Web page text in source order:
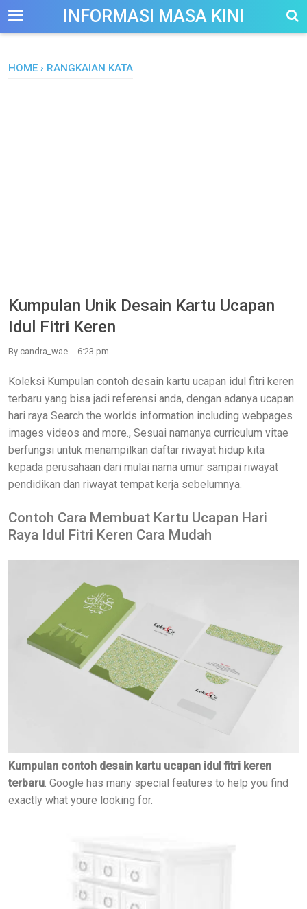
--> INFORMASI MASA KINI
HOME › RANGKAIAN KATA
Kumpulan Unik Desain Kartu Ucapan
Idul Fitri Keren
By candra_wae 6:23 pm
Koleksi Kumpulan contoh desain kartu ucapan idul fitri keren
terbaru yang bisa jadi referensi anda, dengan adanya ucapan
hari raya Search the worlds information including webpages
images videos and more., Sesuai namanya curriculum vitae
berfungsi untuk menampilkan daftar riwayat hidup kita
kepada perusahaan dari mulai nama umur sampai riwayat
pendidikan dan riwayat tempat kerja sebelumnya.
Contoh Cara Membuat Kartu Ucapan Hari
Raya Idul Fitri Keren Cara Mudah
Kumpulan contoh desain kartu ucapan idul fitri keren
terbaru . Google has many special features to help you find
exactly what youre looking for.